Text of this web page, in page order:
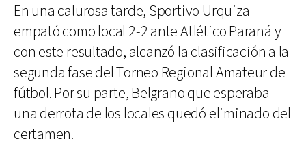
En una calurosa tarde, Sportivo Urquiza
empató como local 2-2 ante Atlético Paraná y
con este resultado, alcanzó la clasificación a la
segunda fase del Torneo Regional Amateur de
fútbol. Por su parte, Belgrano que esperaba
una derrota de los locales quedó eliminado del
certamen.